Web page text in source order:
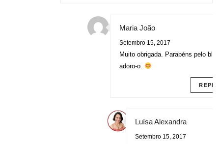
Maria João
Setembro 15, 2017
Muito obrigada. Parabéns pelo
adoro-o.
REPLY
Luísa Alexandra
Setembro 15, 2017